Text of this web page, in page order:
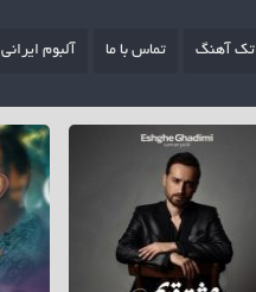
تک آهنگ تماس با ما آلبوم ایرانی